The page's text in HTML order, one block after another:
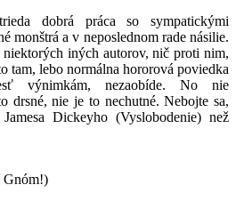
dobrá práca so sympatickými
monštrá a v neposlednom rade násilie.
iných autorov, nič proti nim,
tam, lebo normálna hororová poviedka
výnimkám, nezaobíde. No nie
drsné, nie je to nechutné. Nebojte sa,
Dickeyho (Vyslobodenie) než
Gnóm!)